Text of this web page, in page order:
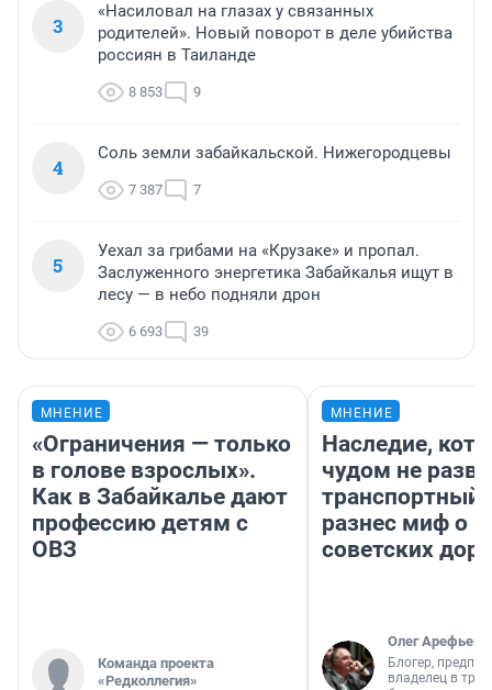
3
«Насиловал на глазах у связанных
родителей». Новый поворот в деле убийства
россиян в Таиланде
8 853 9
4
Соль земли забайкальской. Нижегородцевы
7 387 7
5
Уехал за грибами на «Крузаке» и пропал.
Заслуженного энергетика Забайкалья ищут в
лесу — в небо подняли дрон
6 693 39
МНЕНИЕ
«Ограничения — только
в голове взрослых».
Как в Забайкалье дают
профессию детям с
ОВЗ
Команда проекта
«Редколлегия»
МНЕНИЕ
Наследие,
чудом не
транспортный
разнес миф о
советских
Олег Арефьев
Блогер,
владелец в